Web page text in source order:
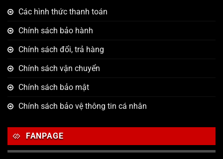
Các hình thức thanh toán
Chính sách bảo hành
Chính sách đổi, trả hàng
Chính sách vận chuyển
Chính sách bảo mật
Chính sách bảo vệ thông tin cá nhân
FANPAGE